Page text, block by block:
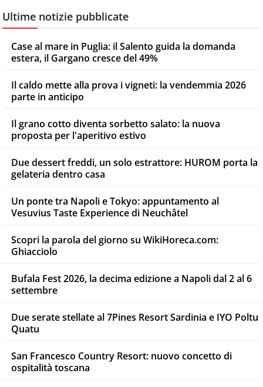
Ultime notizie pubblicate
Case al mare in Puglia: il Salento guida la domanda
estera, il Gargano cresce del 49%
Il caldo mette alla prova i vigneti: la vendemmia 2026
parte in anticipo
Il grano cotto diventa sorbetto salato: la nuova
proposta per l'aperitivo estivo
Due dessert freddi, un solo estrattore: HUROM porta la
gelateria dentro casa
Un ponte tra Napoli e Tokyo: appuntamento al
Vesuvius Taste Experience di Neuchâtel
Scopri la parola del giorno su WikiHoreca.com:
Ghiacciolo
Bufala Fest 2026, la decima edizione a Napoli dal 2 al 6
settembre
Due serate stellate al 7Pines Resort Sardinia e IYO Poltu
Quatu
San Francesco Country Resort: nuovo concetto di
ospitalità toscana